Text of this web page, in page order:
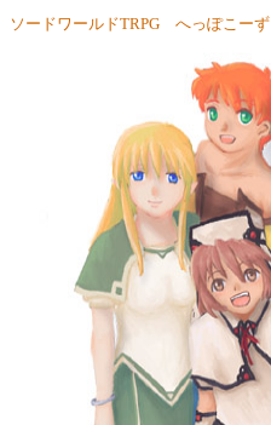
ソードワールドTRPG へっぽこーず